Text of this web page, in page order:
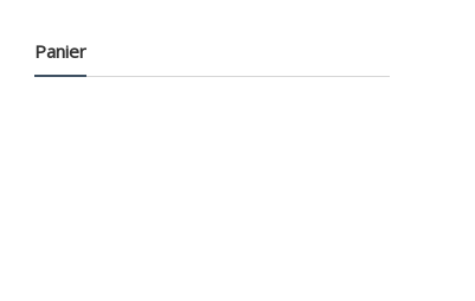
Panier